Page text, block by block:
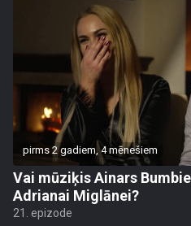
pirms 2 gadiem, 4 mēnešiem
Vai mūziķis Ainars
Adrianai Miglānei?
21. epizode